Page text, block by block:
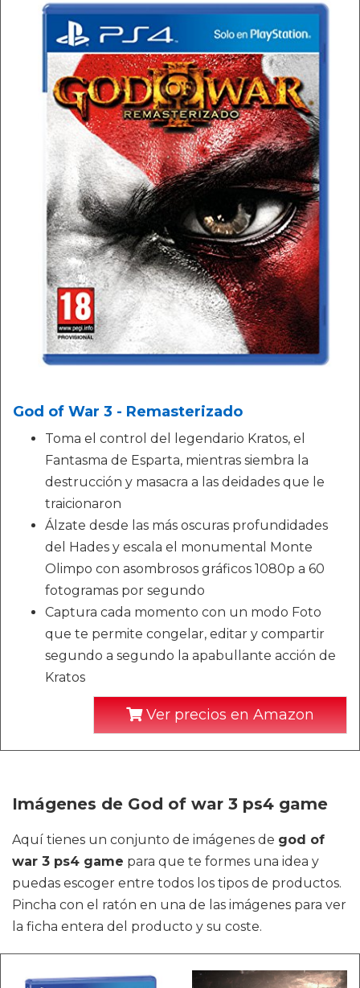
God of War 3 - Remasterizado
Toma el control del legendario Kratos, el
Fantasma de Esparta, mientras siembra la
destrucción y masacra a las deidades que le
traicionaron
Álzate desde las más oscuras profundidades
del Hades y escala el monumental Monte
Olimpo con asombrosos gráficos 1080p a 60
fotogramas por segundo
Captura cada momento con un modo Foto
que te permite congelar, editar y compartir
segundo a segundo la apabullante acción de
Kratos
Ver precios en Amazon
Imágenes de God of war 3 ps4 game
Aquí tienes un conjunto de imágenes de god of
war 3 ps4 game para que te formes una idea y
puedas escoger entre todos los tipos de productos.
Pincha con el ratón en una de las imágenes para ver
la ficha entera del producto y su coste.